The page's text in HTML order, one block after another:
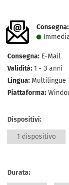
Consegna:
Consegna: E-Mail
Validità: 1 - 3 anni
Lingua: Multilingue
Piattaforma:
Dispositivi:
1 dispositivo
Durata: